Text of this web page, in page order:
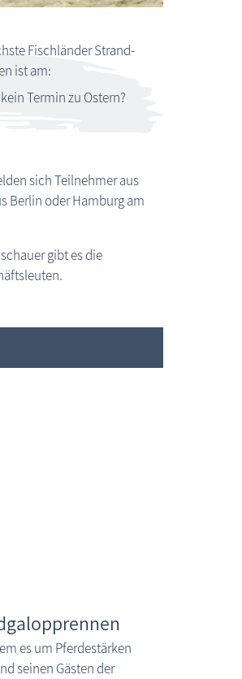
Fischländer Strandgalopprennen
Fischländer Strand­
ist am:
Termin zu Ostern?
sich Teilnehmer aus
Berlin oder Hamburg am
gibt es die
es um Pferdestärken
seinen Gästen der